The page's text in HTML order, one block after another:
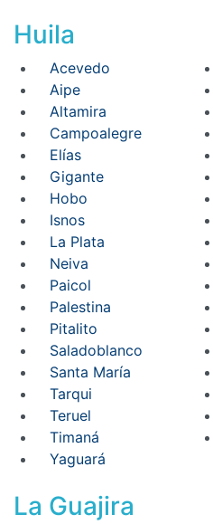
Huila
Acevedo
Aipe
Altamira
Campoalegre
Elías
Gigante
Hobo
Isnos
La Plata
Neiva
Paicol
Palestina
Pitalito
Saladoblanco
Santa María
Tarqui
Teruel
Timaná
Yaguará
La Guajira